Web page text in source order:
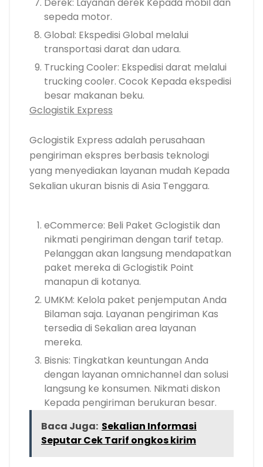
Derek: Layanan derek Kepada mobil dan
sepeda motor.
Global: Ekspedisi Global melalui
transportasi darat dan udara.
Trucking Cooler: Ekspedisi darat melalui
trucking cooler. Cocok Kepada ekspedisi
besar makanan beku.
Gclogistik Express
Gclogistik Express adalah perusahaan
pengiriman ekspres berbasis teknologi
yang menyediakan layanan mudah Kepada
Sekalian ukuran bisnis di Asia Tenggara.
eCommerce: Beli Paket Gclogistik dan
nikmati pengiriman dengan tarif tetap.
Pelanggan akan langsung mendapatkan
paket mereka di Gclogistik Point
manapun di kotanya.
UMKM: Kelola paket penjemputan Anda
Bilaman saja. Layanan pengiriman Kas
tersedia di Sekalian area layanan
mereka.
Bisnis: Tingkatkan keuntungan Anda
dengan layanan omnichannel dan solusi
langsung ke konsumen. Nikmati diskon
Kepada pengiriman berukuran besar.
Baca Juga: Sekalian Informasi
Seputar Cek Tarif ongkos kirim